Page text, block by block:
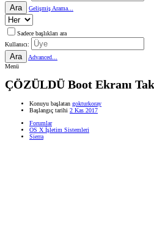
Ara Gelişmiş Arama...
Sadece başlıkları ara
Kullanıcı:
Ara
Advanced...
Menü
ÇÖZÜLDÜ Boot Ekranı
Konuyu başlatan gokturkoray
Başlangıç tarihi 2 Kas 2017
Forumlar
OS X İşletim Sistemleri
Sierra